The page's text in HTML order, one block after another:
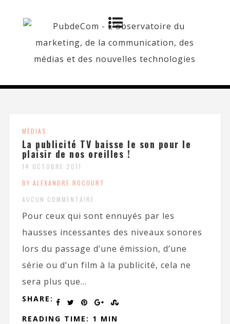
MÉDIAS
La publicité TV baisse le son pour le
plaisir de nos oreilles !
14 OCTOBRE 2011
BY ALEXANDRE ROCOURT
AUCUN COMMENTAIRE
Pour ceux qui sont ennuyés par les
hausses incessantes des niveaux sonores
lors du passage d’une émission, d’une
série ou d’un film à la publicité, cela ne
sera plus que...
SHARE:
READING TIME: 1 MIN